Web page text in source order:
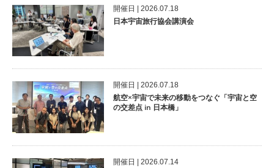
開催⽇ | 2026.07.18
日本宇宙旅行協会講演会
開催⽇ | 2026.07.18
航空×宇宙で未来の移動をつなぐ「宇宙と空
の交差点 in 日本橋」
開催⽇ | 2026.07.14